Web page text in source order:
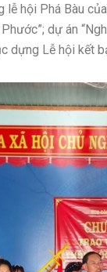
lễ hội Phá Bàu
dự án
dựng Lễ hội kết